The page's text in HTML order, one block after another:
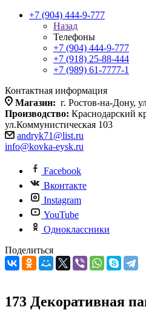
+7 (904) 444-9-777
Назад
Телефоны
+7 (904) 444-9-777
+7 (918) 25-88-444
+7 (989) 61-7777-1
Контактная информация
Магазин: г. Ростов-на-Дону,
Производство: Краснодарский
ул.Коммунистическая 103
andryk71@list.ru
info@kovka-eysk.ru
Facebook
Вконтакте
Instagram
YouTube
Одноклассники
Поделиться
173 Декоративная